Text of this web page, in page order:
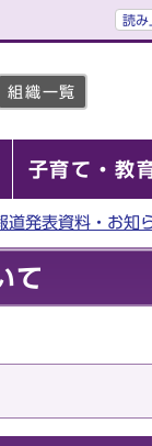
読み
組織一覧
子育て・教
道発表資料・お知
て